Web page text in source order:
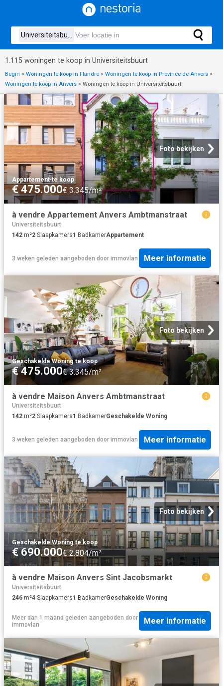
1.115 woningen te koop in Universiteitsbuurt
Begin > Woningen te koop in Flandre > Woningen te koop in Province de Anvers >
Woningen te koop in Anvers > Woningen te koop in Universiteitsbuurt
Foto bekijken
Appartement·te koop
€ 475.000€ 3.345/m²
à vendre Appartement Anvers Ambtmanstraat
Universiteitsbuurt
142 m²2 Slaapkamers1 BadkamerAppartement
3 weken geleden aangeboden door immovlan Meer informatie
Foto bekijken
Geschakelde Woning·te koop
€ 475.000€ 3.345/m²
à vendre Maison Anvers Ambtmanstraat
Universiteitsbuurt
142 m²2 Slaapkamers1 BadkamerGeschakelde Woning
3 weken geleden aangeboden door immovlan Meer informatie
Foto bekijken
Geschakelde Woning·te koop
€ 690.000€ 2.804/m²
à vendre Maison Anvers Sint Jacobsmarkt
Universiteitsbuurt
246 m²4 Slaapkamers1 BadkamerGeschakelde Woning
Meer dan 1 maand geleden aangeboden door
immovlan
Meer informatie